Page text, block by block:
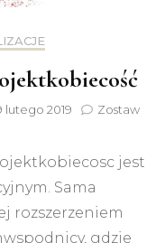
lutego 2019
Zostaw
spódnicy
jest
Sama
rozszerzeniem
gdzie